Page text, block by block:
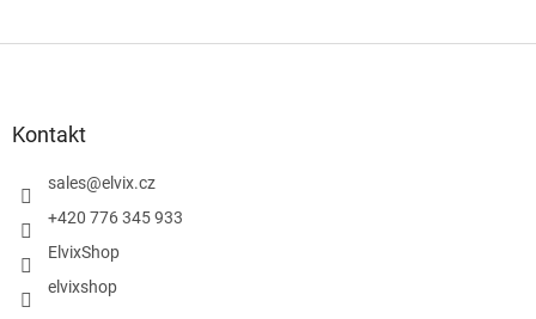
Kontakt
sales@elvix.cz
+420 776 345 933
ElvixShop
elvixshop